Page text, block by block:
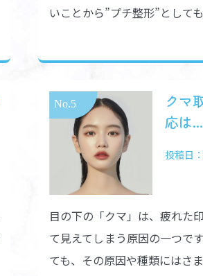
いことから”プチ整形”として
クマ
応は...
投稿日
目の下の「クマ」は、疲れた
て見えてしまう原因の一つで
ても、その原因や種類にはさ